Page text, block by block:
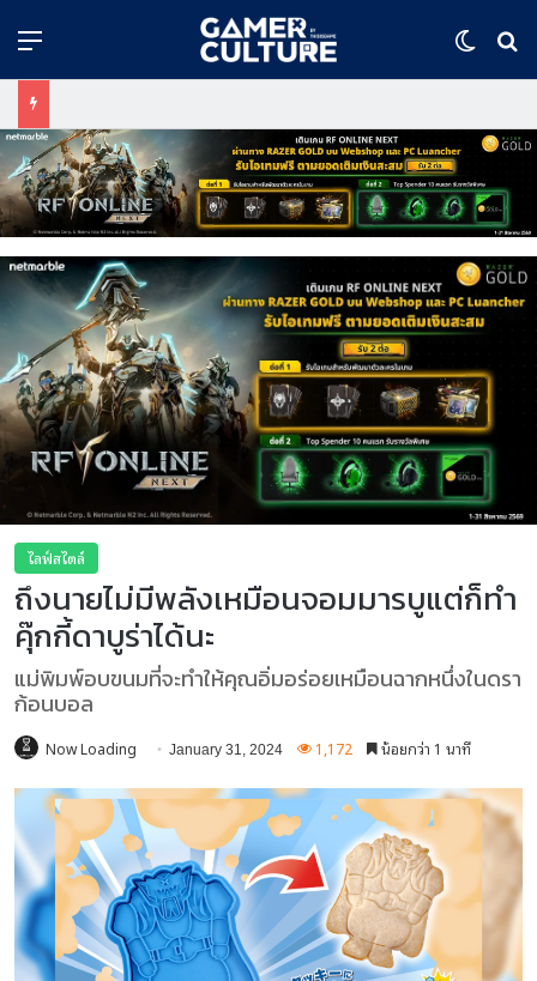
Menu
ไลฟ์สไตล์
ถึงนายไม่มีพลังเหมือนจอมมารบูแต่ก็ทำ
คุ๊กกี้ดาบูร่าได้นะ
แม่พิมพ์อบขนมที่จะทำให้คุณอิ่มอร่อยเหมือนฉากหนึ่งในดรา
ก้อนบอล
Now Loading January 31, 2024 1,172 น้อยกว่า 1 นาที